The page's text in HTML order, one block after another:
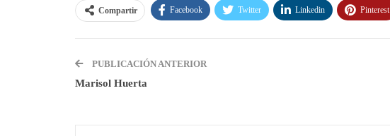
Compartir Facebook Twitter Linkedin Pinterest
PUBLICACIÓN ANTERIOR
Marisol Huerta